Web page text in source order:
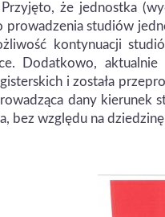
że jednostka
prowadzenia studiów
kontynuacji
Dodatkowo,
i została
dany kierunek
bez względu na